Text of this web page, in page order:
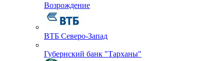
Возрождение
ВТБ Северо-Запад
Губернский банк "Тарханы"